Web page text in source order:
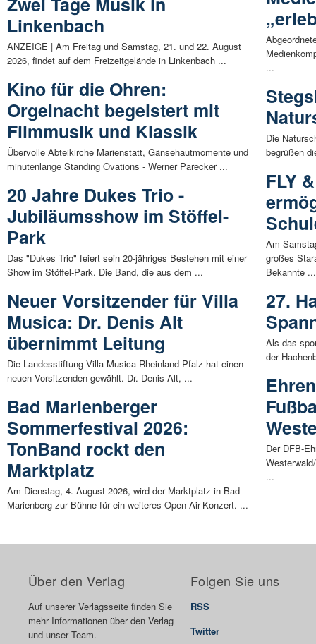
Linkenbach
ANZEIGE | Am Freitag und Samstag, 21. und 22. August
2026, findet auf dem Freizeitgelände in Linkenbach ...
Kino für die Ohren:
Orgelnacht begeistert mit
Filmmusik und Klassik
Übervolle Abteikirche Marienstatt, Gänsehautmomente und
minutenlange Standing Ovations - Werner Parecker ...
20 Jahre Dukes Trio -
Jubiläumsshow im Stöffel-
Park
Das "Dukes Trio" feiert sein 20-jähriges Bestehen mit einer
Show im Stöffel-Park. Die Band, die aus dem ...
Neuer Vorsitzender für Villa
Musica: Dr. Denis Alt
übernimmt Leitung
Die Landesstiftung Villa Musica Rheinland-Pfalz hat einen
neuen Vorsitzenden gewählt. Dr. Denis Alt, ...
Bad Marienberger
Sommerfestival 2026:
TonBand rockt den
Marktplatz
Am Dienstag, 4. August 2026, wird der Marktplatz in Bad
Marienberg zur Bühne für ein weiteres Open-Air-Konzert. ...
...
Die
begrüßen
FLY
Am
großes
Bekannte ...
27.
Als das
der
Der DFB-
...
Über den Verlag
Auf unserer Verlagsseite finden Sie
mehr Informationen über den Verlag
und unser Team.
Folgen Sie uns
RSS
Twitter